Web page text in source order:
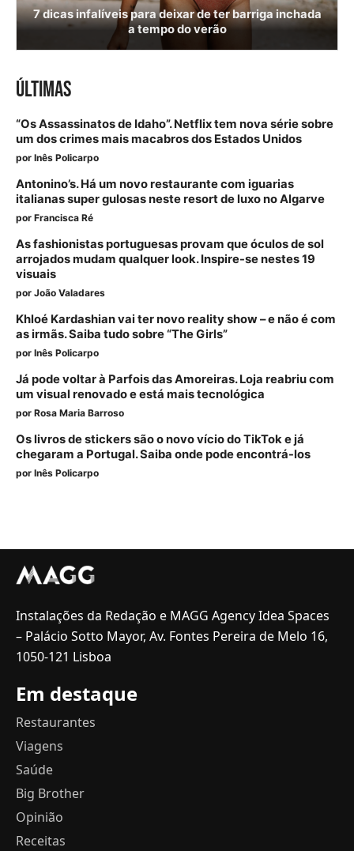
7 dicas infalíveis para deixar de ter barriga inchada
a tempo do verão
ÚLTIMAS
“Os Assassinatos de Idaho”. Netflix tem nova série sobre
um dos crimes mais macabros dos Estados Unidos
por Inês Policarpo
Antonino’s. Há um novo restaurante com iguarias
italianas super gulosas neste resort de luxo no Algarve
por Francisca Ré
As fashionistas portuguesas provam que óculos de sol
arrojados mudam qualquer look. Inspire-se nestes 19
visuais
por João Valadares
Khloé Kardashian vai ter novo reality show – e não é com
as irmãs. Saiba tudo sobre “The Girls”
por Inês Policarpo
Já pode voltar à Parfois das Amoreiras. Loja reabriu com
um visual renovado e está mais tecnológica
por Rosa Maria Barroso
Os livros de stickers são o novo vício do TikTok e já
chegaram a Portugal. Saiba onde pode encontrá-los
por Inês Policarpo
Instalações da Redação e MAGG Agency Idea Spaces
– Palácio Sotto Mayor, Av. Fontes Pereira de Melo 16,
1050-121 Lisboa
Em destaque
Restaurantes
Viagens
Saúde
Big Brother
Opinião
Receitas